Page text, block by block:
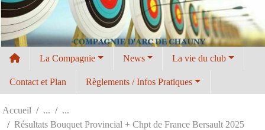
La Compagnie News La vie du club
Contact et Plan Règlements / Infos Pratiques
Accueil
Résultats Bouquet Provincial + Chpt de France Bersault 2025
Panneau de gestion des cookies